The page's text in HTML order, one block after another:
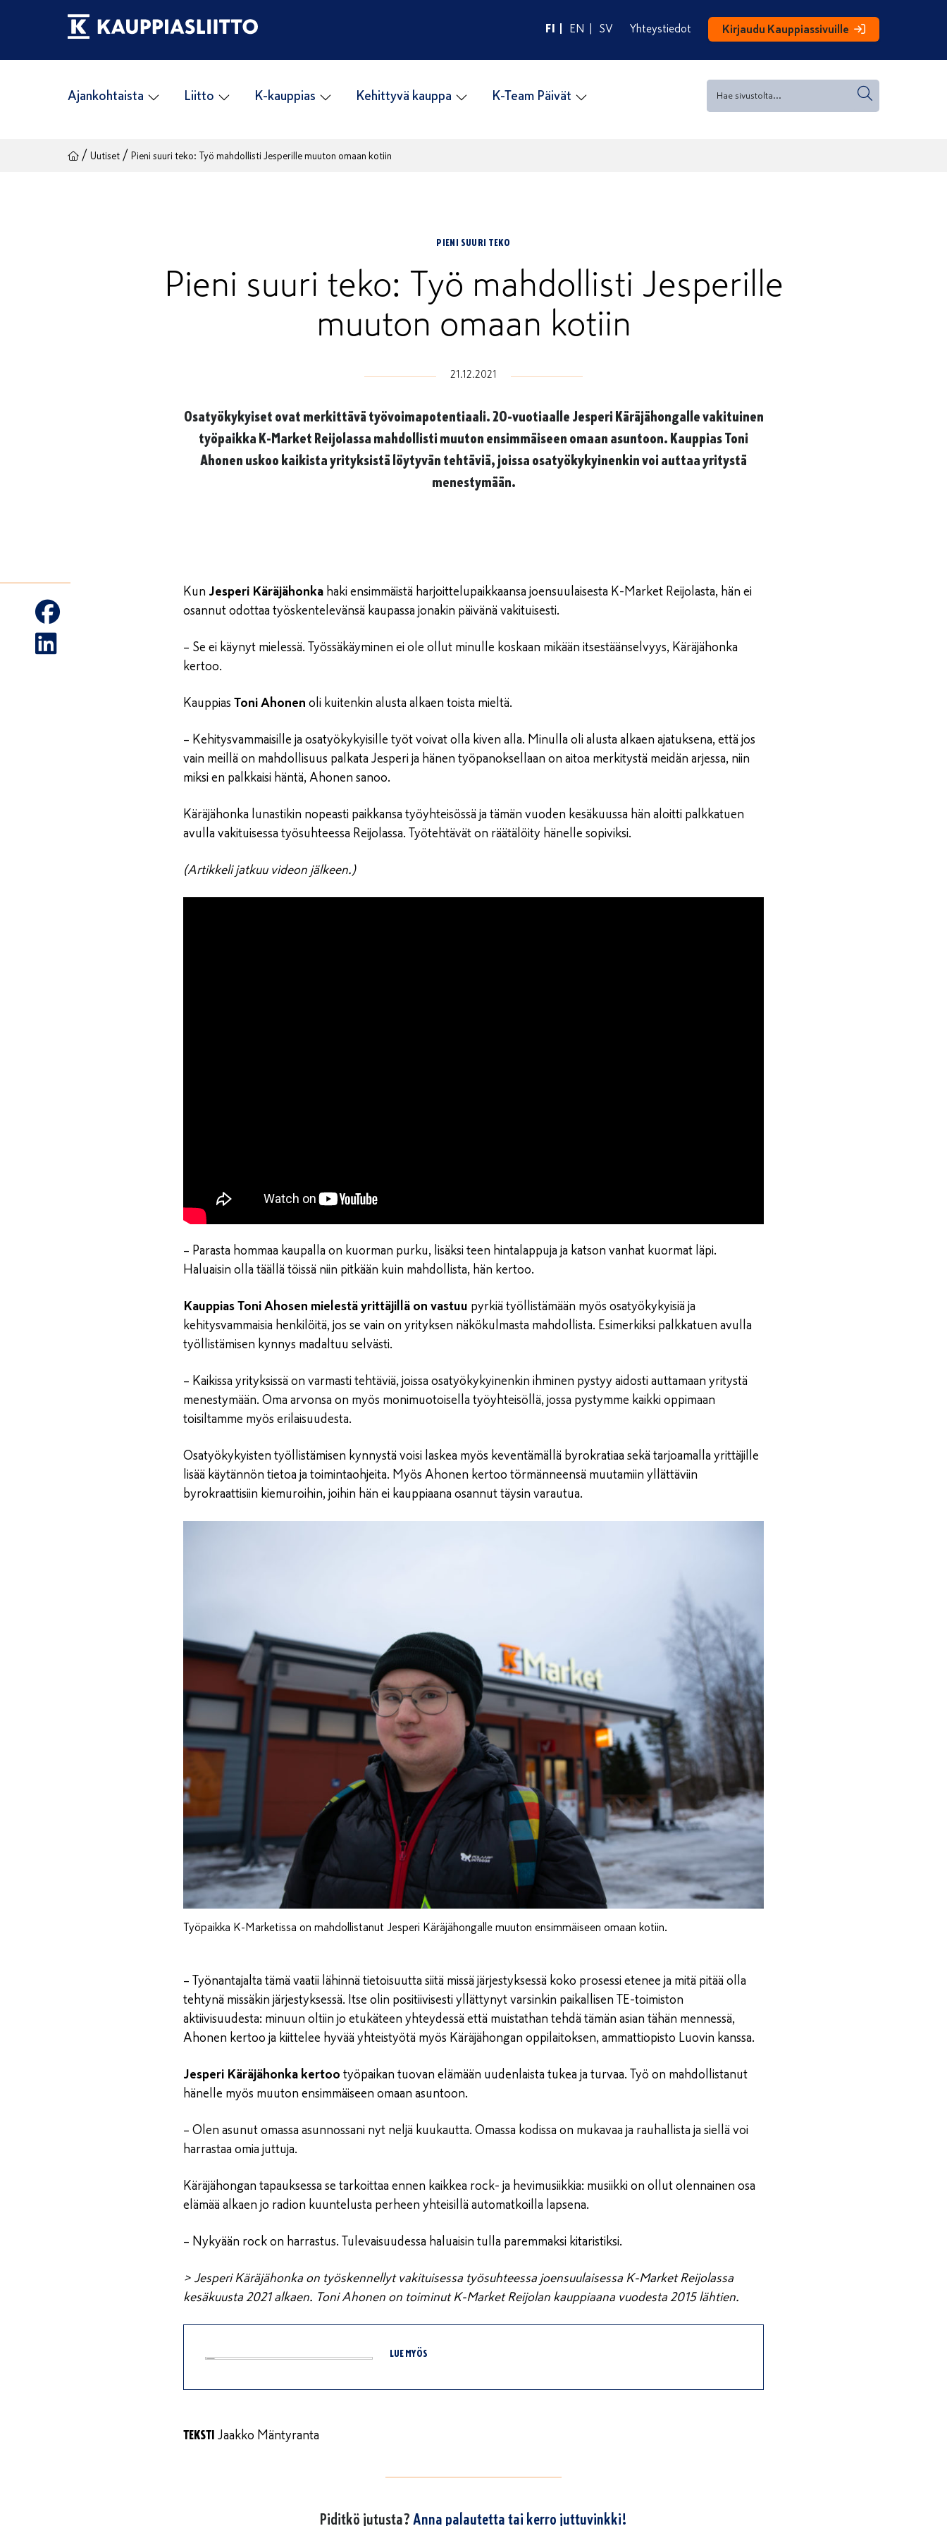
FI EN SV Yhteystiedot Kirjaudu Kauppiassivuille
Ajankohtaista Liitto K-kauppias Kehittyvä kauppa K-Team Päivät
/ Uutiset / Pieni suuri teko: Työ mahdollisti Jesperille muuton omaan kotiin
PIENI SUURI TEKO
Pieni suuri teko: Työ mahdollisti Jesperille
muuton omaan kotiin
21.12.2021
Osatyökykyiset ovat merkittävä työvoimapotentiaali. 20-vuotiaalle Jesperi Käräjähongalle vakituinen
työpaikka K-Market Reijolassa mahdollisti muuton ensimmäiseen omaan asuntoon. Kauppias Toni
Ahonen uskoo kaikista yrityksistä löytyvän tehtäviä, joissa osatyökykyinenkin voi auttaa yritystä
menestymään.
Kun Jesperi Käräjähonka haki ensimmäistä harjoittelupaikkaansa joensuulaisesta K-Market Reijolasta, hän ei
osannut odottaa työskentelevänsä kaupassa jonakin päivänä vakituisesti.
– Se ei käynyt mielessä. Työssäkäyminen ei ole ollut minulle koskaan mikään itsestäänselvyys, Käräjähonka
kertoo.
Kauppias Toni Ahonen oli kuitenkin alusta alkaen toista mieltä.
– Kehitysvammaisille ja osatyökykyisille työt voivat olla kiven alla. Minulla oli alusta alkaen ajatuksena, että jos
vain meillä on mahdollisuus palkata Jesperi ja hänen työpanoksellaan on aitoa merkitystä meidän arjessa, niin
miksi en palkkaisi häntä, Ahonen sanoo.
Käräjähonka lunastikin nopeasti paikkansa työyhteisössä ja tämän vuoden kesäkuussa hän aloitti palkkatuen
avulla vakituisessa työsuhteessa Reijolassa. Työtehtävät on räätälöity hänelle sopiviksi.
(Artikkeli jatkuu videon jälkeen.)
– Parasta hommaa kaupalla on kuorman purku, lisäksi teen hintalappuja ja katson vanhat kuormat läpi.
Haluaisin olla täällä töissä niin pitkään kuin mahdollista, hän kertoo.
Kauppias Toni Ahosen mielestä yrittäjillä on vastuu pyrkiä työllistämään myös osatyökykyisiä ja
kehitysvammaisia henkilöitä, jos se vain on yrityksen näkökulmasta mahdollista. Esimerkiksi palkkatuen avulla
työllistämisen kynnys madaltuu selvästi.
– Kaikissa yrityksissä on varmasti tehtäviä, joissa osatyökykyinenkin ihminen pystyy aidosti auttamaan yritystä
menestymään. Oma arvonsa on myös monimuotoisella työyhteisöllä, jossa pystymme kaikki oppimaan
toisiltamme myös erilaisuudesta.
Osatyökykyisten työllistämisen kynnystä voisi laskea myös keventämällä byrokratiaa sekä tarjoamalla yrittäjille
lisää käytännön tietoa ja toimintaohjeita. Myös Ahonen kertoo törmänneensä muutamiin yllättäviin
byrokraattisiin kiemuroihin, joihin hän ei kauppiaana osannut täysin varautua.
Työpaikka K-Marketissa on mahdollistanut Jesperi Käräjähongalle muuton ensimmäiseen omaan kotiin.
– Työnantajalta tämä vaatii lähinnä tietoisuutta siitä missä järjestyksessä koko prosessi etenee ja mitä pitää olla
tehtynä missäkin järjestyksessä. Itse olin positiivisesti yllättynyt varsinkin paikallisen TE-toimiston
aktiivisuudesta: minuun oltiin jo etukäteen yhteydessä että muistathan tehdä tämän asian tähän mennessä,
Ahonen kertoo ja kiittelee hyvää yhteistyötä myös Käräjähongan oppilaitoksen, ammattiopisto Luovin kanssa.
Jesperi Käräjähonka kertoo työpaikan tuovan elämään uudenlaista tukea ja turvaa. Työ on mahdollistanut
hänelle myös muuton ensimmäiseen omaan asuntoon.
– Olen asunut omassa asunnossani nyt neljä kuukautta. Omassa kodissa on mukavaa ja rauhallista ja siellä voi
harrastaa omia juttuja.
Käräjähongan tapauksessa se tarkoittaa ennen kaikkea rock- ja hevimusiikkia: musiikki on ollut olennainen osa
elämää alkaen jo radion kuuntelusta perheen yhteisillä automatkoilla lapsena.
– Nykyään rock on harrastus. Tulevaisuudessa haluaisin tulla paremmaksi kitaristiksi.
> Jesperi Käräjähonka on työskennellyt vakituisessa työsuhteessa joensuulaisessa K-Market Reijolassa
kesäkuusta 2021 alkaen. Toni Ahonen on toiminut K-Market Reijolan kauppiaana vuodesta 2015 lähtien.
LUE MYÖS
TEKSTI Jaakko Mäntyranta
Piditkö jutusta?Anna palautetta tai kerro juttuvinkki!